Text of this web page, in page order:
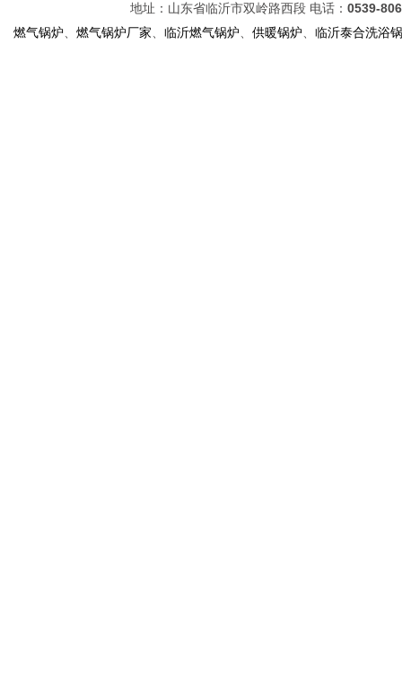
地址：山东省临沂市双岭路西段 电话： 0539-
燃气锅炉
燃气锅炉厂家 临沂燃气锅炉 供暖锅炉 临沂泰合洗浴